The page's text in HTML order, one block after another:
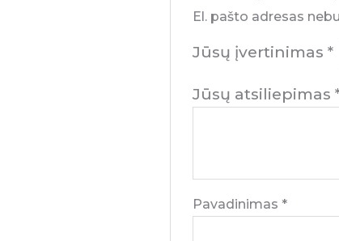
El. pašto adresas
Jūsų įvertinimas *
Jūsų atsiliepimas
Pavadinimas *